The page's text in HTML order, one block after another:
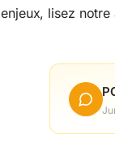
enjeux, lisez notre